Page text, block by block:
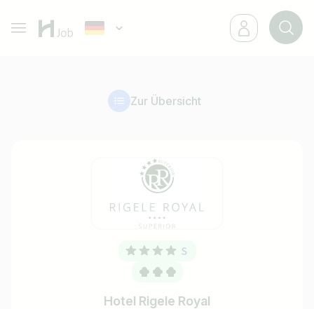
Zur Übersicht
Hotel Rigele Royal